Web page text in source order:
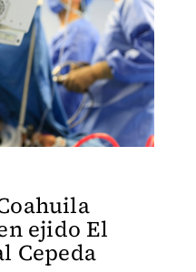
ejido El
Cepeda